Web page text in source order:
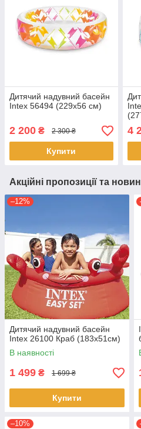
Дитячий надувний басейн
Intex 56494 (229x56 см)
2 200 ₴ 2 300 ₴
Купити
4
Акційні пропозиції та
–12%
Дитячий надувний басейн
Intex 26100 Краб (183х51см)
В наявності
1 499 ₴ 1 699 ₴
Купити
–10%